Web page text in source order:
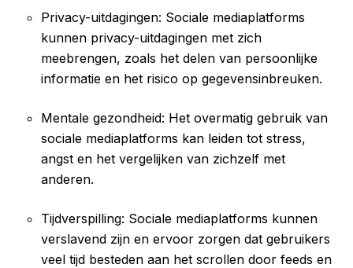
Privacy-uitdagingen: Sociale mediaplatforms
kunnen privacy-uitdagingen met zich
meebrengen, zoals het delen van persoonlijke
informatie en het risico op gegevensinbreuken.
Mentale gezondheid: Het overmatig gebruik van
sociale mediaplatforms kan leiden tot stress,
angst en het vergelijken van zichzelf met
anderen.
Tijdverspilling: Sociale mediaplatforms kunnen
verslavend zijn en ervoor zorgen dat gebruikers
veel tijd besteden aan het scrollen door feeds en